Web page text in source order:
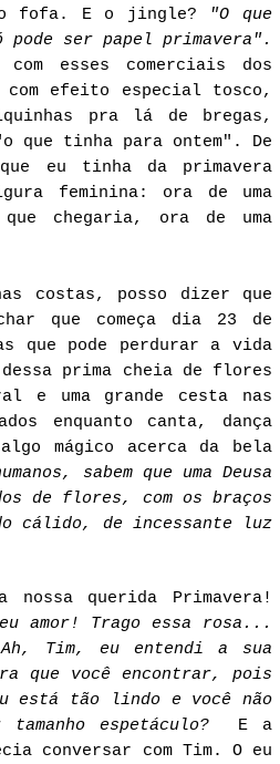
fofa. E o jingle? "O que
pode ser papel primavera".
esses comerciais dos
com efeito especial tosco,
pra lá de bregas,
que tinha para ontem". De
eu tinha da primavera
feminina: ora de uma
que chegaria, ora de uma
costas, posso dizer que
que começa dia 23 de
que pode perdurar a vida
prima cheia de flores
e uma grande cesta nas
enquanto canta, dança
mágico acerca da bela
sabem que uma Deusa
de flores, com os braços
cálido, de incessante luz
nossa querida Primavera!
amor! Trago essa rosa...
Tim, eu entendi a sua
que você encontrar, pois
está tão lindo e você não
espetáculo?
E a
conversar com Tim. O eu